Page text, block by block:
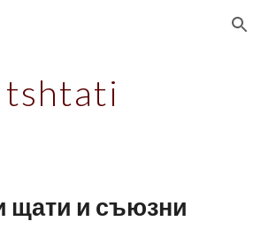
Skip to navigation
tshtati
щати и съюзни